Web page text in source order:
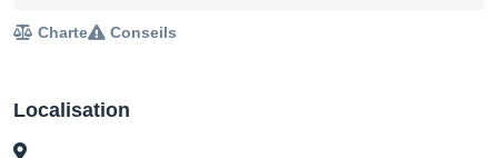
Localisation
Charte Conseils